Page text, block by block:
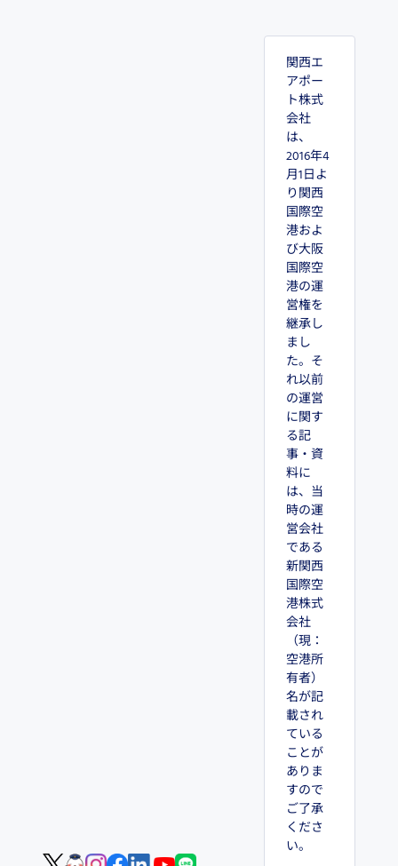
関西エ
アポー
ト株式
会社
は、
2016年4
月1日よ
り関西
国際空
港およ
び大阪
国際空
港の運
営権を
継承し
まし
た。そ
れ以前
の運営
に関す
る記
事・資
料に
は、当
時の運
営会社
である
新関西
国際空
港株式
会社
（現：
空港所
有者）
名が記
載され
ている
ことが
ありま
すので
ご了承
くださ
い。